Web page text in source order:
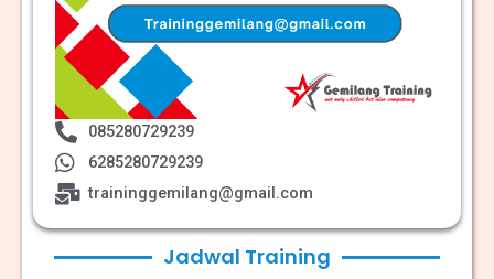
085280729239
6285280729239
traininggemilang@gmail.com
Jadwal Training